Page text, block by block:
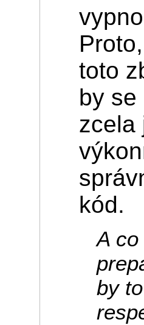
toto
by
zcela
kód.
A
by